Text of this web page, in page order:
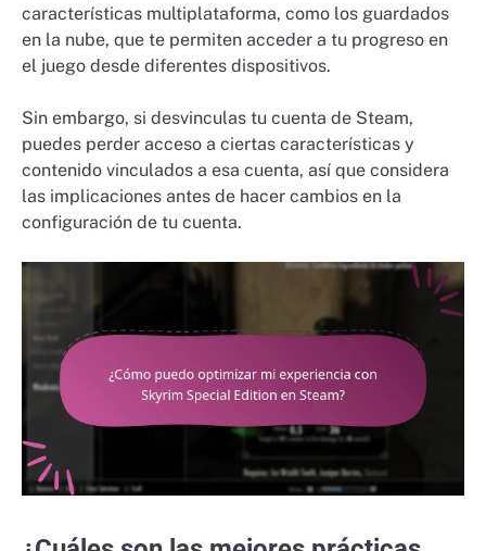
características multiplataforma, como los guardados
en la nube, que te permiten acceder a tu progreso en
el juego desde diferentes dispositivos.
Sin embargo, si desvinculas tu cuenta de Steam,
puedes perder acceso a ciertas características y
contenido vinculados a esa cuenta, así que considera
las implicaciones antes de hacer cambios en la
configuración de tu cuenta.